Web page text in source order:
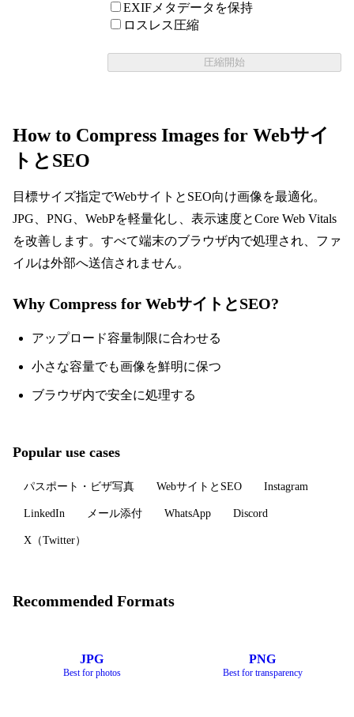
EXIFメタデータを保持
ロスレス圧縮
圧縮開始
How to Compress Images for Webサイ
トとSEO
目標サイズ指定でWebサイトとSEO向け画像を最適化。
JPG、PNG、WebPを軽量化し、表示速度とCore Web Vitals
を改善します。すべて端末のブラウザ内で処理され、ファ
イルは外部へ送信されません。
Why Compress for WebサイトとSEO?
アップロード容量制限に合わせる
小さな容量でも画像を鮮明に保つ
ブラウザ内で安全に処理する
Popular use cases
パスポート・ビザ写真 WebサイトとSEO Instagram
LinkedIn メール添付 WhatsApp Discord
X（Twitter）
Recommended Formats
JPG
Best for photos
PNG
Best for transparency